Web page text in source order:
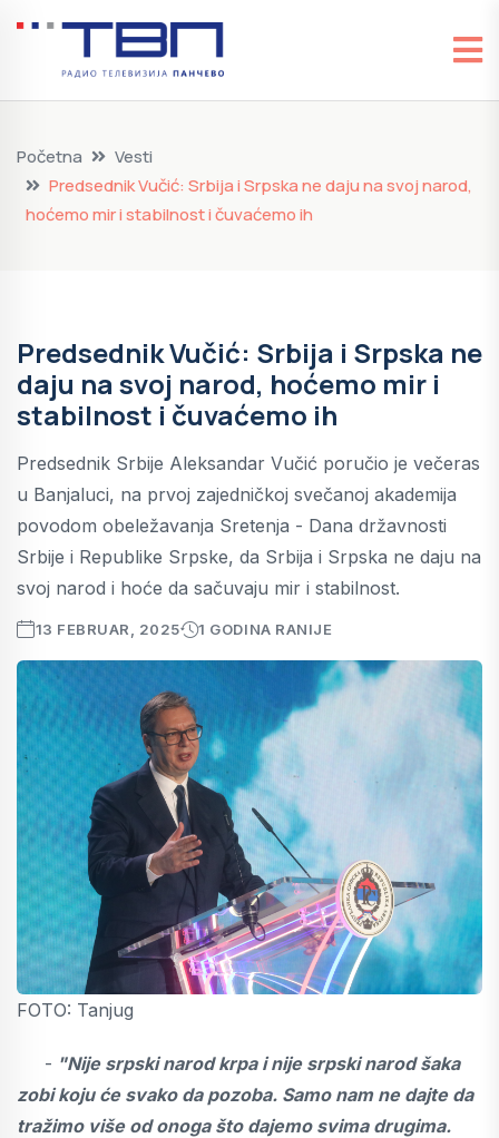
Početna
Vesti
Predsednik Vučić: Srbija i Srpska ne daju na svoj narod,
hoćemo mir i stabilnost i čuvaćemo ih
Predsednik Vučić: Srbija i Srpska ne
daju na svoj narod, hoćemo mir i
stabilnost i čuvaćemo ih
Predsednik Srbije Aleksandar Vučić poručio je večeras
u Banjaluci, na prvoj zajedničkoj svečanoj akademija
povodom obeležavanja Sretenja - Dana državnosti
Srbije i Republike Srpske, da Srbija i Srpska ne daju na
svoj narod i hoće da sačuvaju mir i stabilnost.
13 FEBRUAR, 2025 1 GODINA RANIJE
FOTO: Tanjug
- "Nije srpski narod krpa i nije srpski narod šaka
zobi koju će svako da pozoba. Samo nam ne dajte da
tražimo više od onoga što dajemo svima drugima.